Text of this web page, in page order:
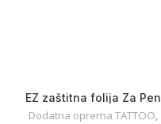
EZ zaštitna folija Za Pen
Mašinu 50x120mm
Dodatna oprema TATTOO,